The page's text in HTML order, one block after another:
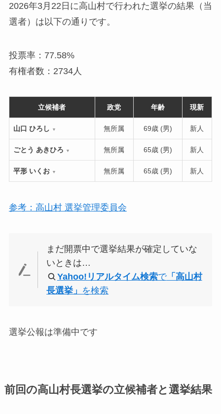
2026年3月22日に高山村で行われた選挙の結果（当
選者）は以下の通りです。
投票率：77.58%
有権者数：2734人
立候補者 政党 年齢 現新
山口 ひろし ▼ 無所属 69歳 (男) 新人
ごとう あきひろ ▼ 無所属 65歳 (男) 新人
平形 いくお ▼ 無所属 65歳 (男) 新人
参考：高山村 選挙管理委員会
まだ開票中で選挙結果が確定していな
いときは…
Yahoo!リアルタイム検索で「高山村
長選挙」 を検索
選挙公報は準備中です
前回の高山村長選挙の立候補者と選挙結果